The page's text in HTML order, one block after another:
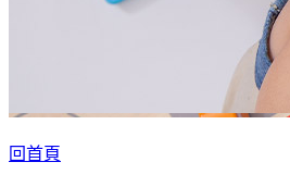
回首頁